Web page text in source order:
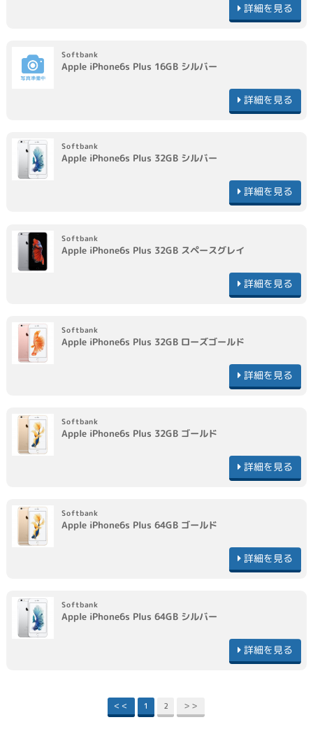
詳細を見る
Softbank
Apple iPhone6s Plus 16GB シルバー
詳細を見る
Softbank
Apple iPhone6s Plus 32GB シルバー
詳細を見る
Softbank
Apple iPhone6s Plus 32GB スペースグレイ
詳細を見る
Softbank
Apple iPhone6s Plus 32GB ローズゴールド
詳細を見る
Softbank
Apple iPhone6s Plus 32GB ゴールド
詳細を見る
Softbank
Apple iPhone6s Plus 64GB ゴールド
詳細を見る
Softbank
Apple iPhone6s Plus 64GB シルバー
詳細を見る
＜＜ 1 2 ＞＞